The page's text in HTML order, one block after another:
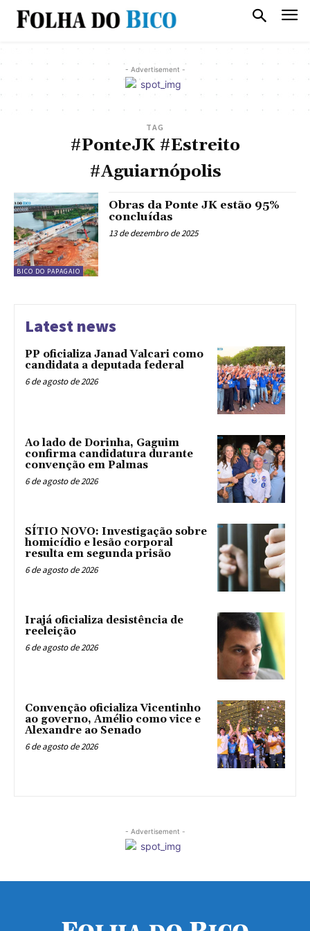
- Advertisement -
TAG
#PonteJK #Estreito
#Aguiarnópolis
BICO DO PAPAGAIO
Obras da Ponte JK estão 95%
concluídas
13 de dezembro de 2025
Latest news
PP oficializa Janad Valcari como
candidata a deputada federal
6 de agosto de 2026
Ao lado de Dorinha, Gaguim
confirma candidatura durante
convenção em Palmas
6 de agosto de 2026
SÍTIO NOVO: Investigação sobre
homicídio e lesão corporal
resulta em segunda prisão
6 de agosto de 2026
Irajá oficializa desistência de
reeleição
6 de agosto de 2026
Convenção oficializa Vicentinho
ao governo, Amélio como vice e
Alexandre ao Senado
6 de agosto de 2026
- Advertisement -